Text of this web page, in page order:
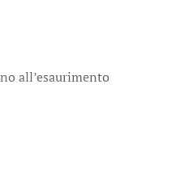
all’esaurimento